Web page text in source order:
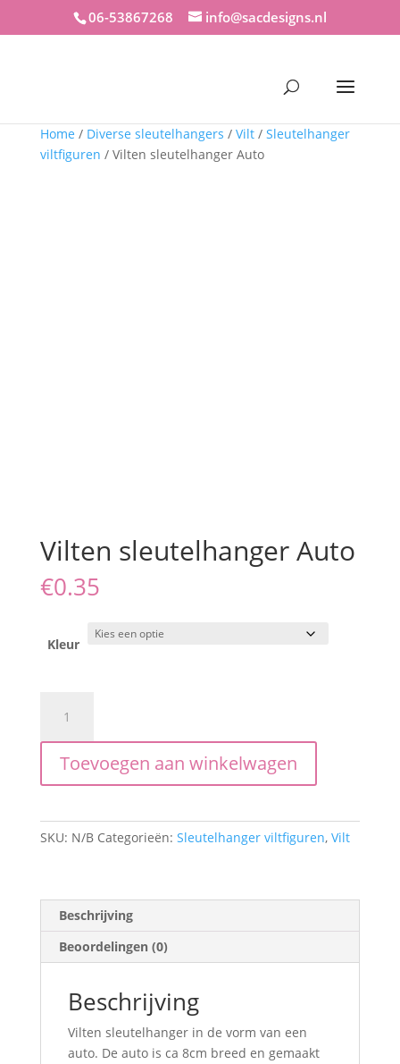
06-53867268 info@sacdesigns.nl
Home / Diverse sleutelhangers / Vilt/ Sleutelhanger
viltfiguren / Vilten sleutelhanger Auto
Vilten sleutelhanger Auto
€0.35
Kleur
sleutelhanger
Auto
aantal
Toevoegen aan winkelwagen
SKU: N/B Categorieën: Sleutelhanger viltfiguren, Vilt
Beschrijving
Beoordelingen (0)
Beschrijving
Vilten sleutelhanger in de vorm van een
auto. De auto is ca 8cm breed en gemaakt